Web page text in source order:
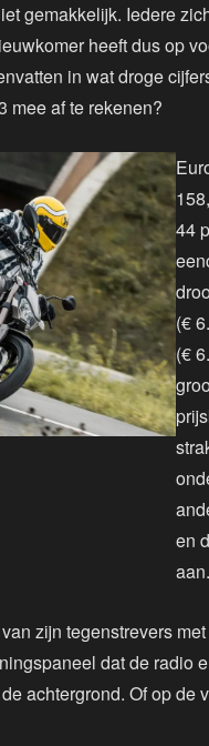
gemakkelijk. Iedere
heeft dus op
in wat droge
mee af te rekenen?
44
(€
(€
en
aan.
zijn tegenstrevers
dat de radio
achtergrond. Of op